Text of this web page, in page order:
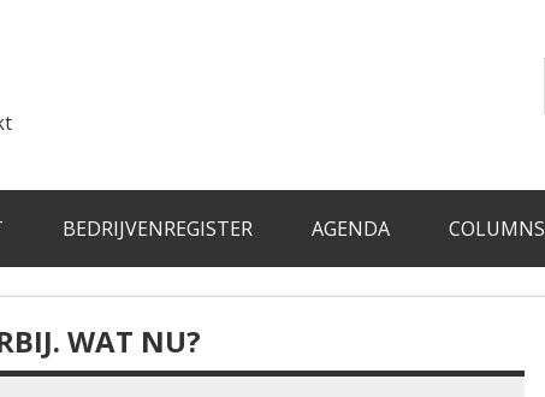
BEDRIJVENREGISTER AGENDA COLUMNS
WAT NU?